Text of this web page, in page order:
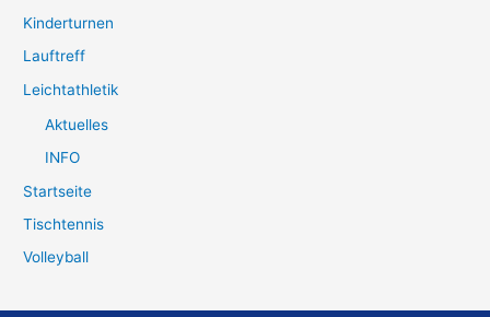
Kinderturnen
Lauftreff
Leichtathletik
Aktuelles
INFO
Startseite
Tischtennis
Volleyball